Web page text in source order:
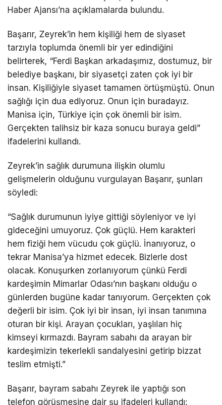
Haber Ajansı’na açıklamalarda bulundu.
Başarır, Zeyrek’in hem kişiliği hem de siyaset
tarzıyla toplumda önemli bir yer edindiğini
belirterek, “Ferdi Başkan arkadaşımız, dostumuz, bir
belediye başkanı, bir siyasetçi zaten çok iyi bir
insan. Kişiliğiyle siyaset tamamen örtüşmüştü. Onun
sağlığı için dua ediyoruz. Onun için buradayız.
Manisa için, Türkiye için çok önemli bir isim.
Gerçekten talihsiz bir kaza sonucu buraya geldi”
ifadelerini kullandı.
Zeyrek’in sağlık durumuna ilişkin olumlu
gelişmelerin olduğunu vurgulayan Başarır, şunları
söyledi:
“Sağlık durumunun iyiye gittiği söyleniyor ve iyi
gideceğini umuyoruz. Çok güçlü. Hem karakteri
hem fiziği hem vücudu çok güçlü. İnanıyoruz, o
tekrar Manisa’ya hizmet edecek. Bizlerle dost
olacak. Konuşurken zorlanıyorum çünkü Ferdi
kardeşimin Mimarlar Odası’nın başkanı olduğu o
günlerden bugüne kadar tanıyorum. Gerçekten çok
değerli bir isim. Çok iyi bir insan, iyi insan tanımına
oturan bir kişi. Arayan çocukları, yaşlıları hiç
kimseyi kırmazdı. Bayram sabahı da arayan bir
kardeşimizin tekerlekli sandalyesini getirip bizzat
teslim etmişti.”
Başarır, bayram sabahı Zeyrek ile yaptığı son
telefon görüşmesine dair şu ifadeleri kullandı: